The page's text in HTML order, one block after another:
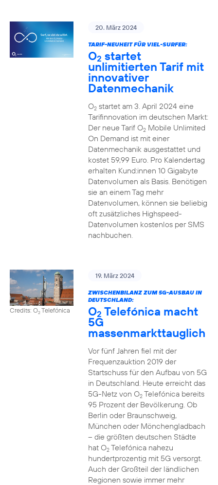
20. März 2024
TARIF-NEUHEIT FÜR VIEL-SURFER:
O2 startet
unlimitierten Tarif mit
innovativer
Datenmechanik
O2startet am 3. April 2024 eine
Tarifinnovation im deutschen Markt:
Der neue Tarif O2Mobile Unlimited
On Demand ist mit einer
Datenmechanik ausgestattet und
kostet 59,99 Euro. Pro Kalendertag
erhalten Kund:innen 10 Gigabyte
Datenvolumen als Basis. Benötigen
sie an einem Tag mehr
Datenvolumen, können sie beliebig
oft zusätzliches Highspeed-
Datenvolumen kostenlos per SMS
nachbuchen.
Credits: O2Telefónica
19. März 2024
ZWISCHENBILANZ ZUM 5G-AUSBAU IN
DEUTSCHLAND:
O2 Telefónica macht
5G
massenmarkttauglich
Vor fünf Jahren fiel mit der
Frequenzauktion 2019 der
Startschuss für den Aufbau von 5G
in Deutschland. Heute erreicht das
5G-Netz von O2Telefónica bereits
95 Prozent der Bevölkerung. Ob
Berlin oder Braunschweig,
München oder Mönchengladbach
– die größten deutschen Städte
hat O2Telefónica nahezu
hundertprozentig mit 5G versorgt.
Auch der Großteil der ländlichen
Regionen sowie immer mehr